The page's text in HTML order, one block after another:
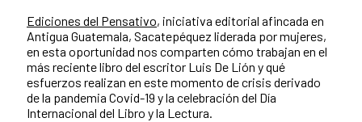
Ediciones del Pensativo, iniciativa editorial afincada en
Antigua Guatemala, Sacatepéquez liderada por mujeres,
en esta oportunidad nos comparten cómo trabajan en el
más reciente libro del escritor Luis De Lión y qué
esfuerzos realizan en este momento de crisis derivado
de la pandemia Covid-19 y la celebración del Día
Internacional del Libro y la Lectura.